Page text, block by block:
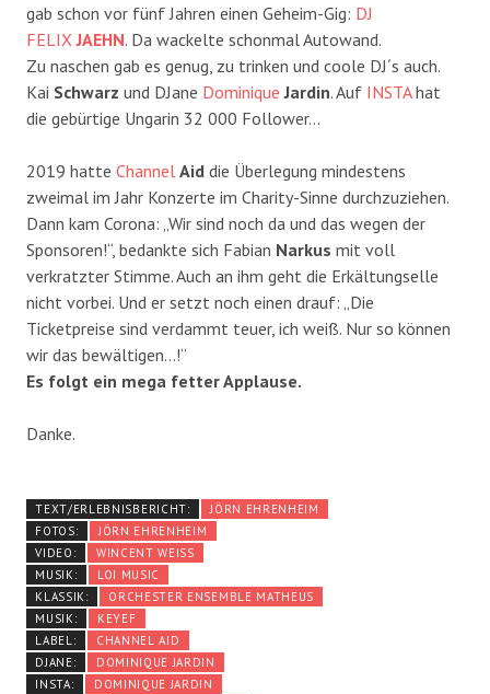
gab schon vor fünf Jahren einen Geheim-Gig: DJ
FELIX JAEHN. Da wackelte schonmal Autowand.
Zu naschen gab es genug, zu trinken und coole DJ´s auch.
Kai Schwarz und DJane Dominique Jardin. Auf INSTAhat
die gebürtige Ungarin 32 000 Follower…
2019 hatte Channel Aid die Überlegung mindestens
zweimal im Jahr Konzerte im Charity-Sinne durchzuziehen.
Dann kam Corona: „Wir sind noch da und das wegen der
Sponsoren!“, bedankte sich Fabian Narkus mit voll
verkratzter Stimme. Auch an ihm geht die Erkältungselle
nicht vorbei. Und er setzt noch einen drauf: „Die
Ticketpreise sind verdammt teuer, ich weiß. Nur so können
wir das bewältigen…!“
Es folgt ein mega fetter Applause.
Danke.
TEXT/ERLEBNISBERICHT:
JÖRN EHRENHEIM
FOTOS:
JÖRN EHRENHEIM
VIDEO:
WINCENT WEISS
MUSIK:
LOI MUSIC
KLASSIK:
ORCHESTER ENSEMBLE MATHEUS
MUSIK:
KEYEF
LABEL:
CHANNEL AID
DJANE:
DOMINIQUE JARDIN
INSTA:
DOMINIQUE JARDIN